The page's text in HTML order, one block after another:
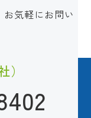
気軽にお問い